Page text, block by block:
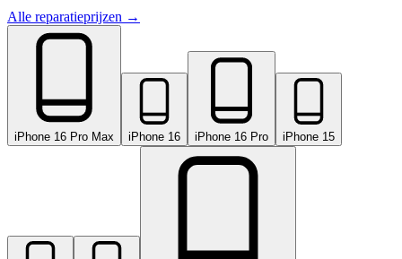
Alle reparatieprijzen →
iPhone 16 Pro Max iPhone 16 iPhone 16 Pro iPhone 15